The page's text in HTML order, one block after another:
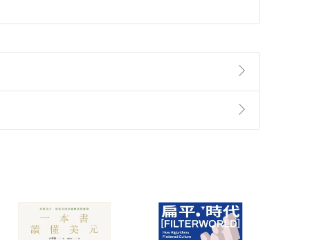
第2條第5款之規定，「非以有形媒介提供之數位
點選「瀏覽訂單明細」 「申請取消訂單/退
付款方式
Payment
完成訂單
Complete